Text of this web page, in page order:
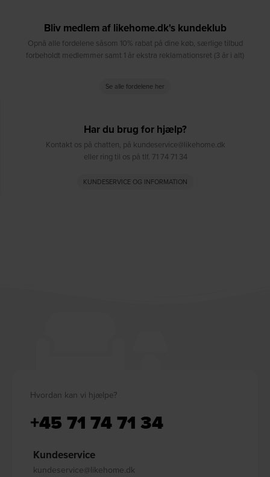
Bliv medlem af likehome.dk's kundeklub
Opnå alle fordelene såsom 10% rabat på dine køb, særlige tilbud
forbeholdt medlemmer samt 1 år ekstra reklamationsret (3 år i alt)
Se alle fordelene her
Har du brug for hjælp?
Kontakt os på chatten, på kundeservice@likehome.dk
eller ring til os på tlf. 71 74 71 34
KUNDESERVICE OG INFORMATION
Hvordan kan vi hjælpe?
+45 71 74 71 34
Kundeservice
kundeservice@likehome.dk